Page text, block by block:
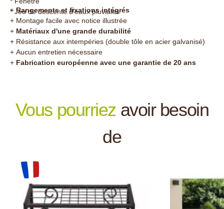
* Jeu de descente d'eaux pluviales
+Rangements et fixations intégrés
+ Montage facile avec notice illustrée
+ Matériaux d'une grande durabilité
+ Résistance aux intempéries (double tôle en acier galvanisé)
+ Aucun entretien nécessaire
+ Fabrication européenne avec une garantie de 20 ans
Vous pourriez avoir besoin
de